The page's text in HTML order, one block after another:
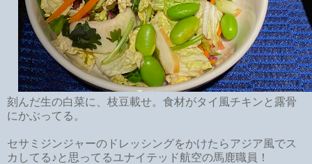
刻んだ生の白菜に、枝豆載せ。食材がタイ風チキンと露骨
にかぶってる。
セサミジンジャーのドレッシングをかけたらアジア風でス
カしてる♪と思ってるユナイテッド航空の馬鹿職員！